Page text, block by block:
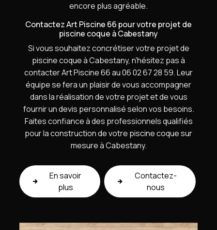
encore plus agréable.
Contactez Art Piscine 66 pour votre projet de
piscine coque à Cabestany
Si vous souhaitez concrétiser votre projet de
piscine coque à Cabestany, n'hésitez pas à
contacter Art Piscine 66 au 06 02 67 28 59. Leur
équipe se fera un plaisir de vous accompagner
dans la réalisation de votre projet et de vous
fournir un devis personnalisé selon vos besoins.
Faites confiance à des professionnels qualifiés
pour la construction de votre piscine coque sur
mesure à Cabestany.
En savoir
plus
Contactez-
nous